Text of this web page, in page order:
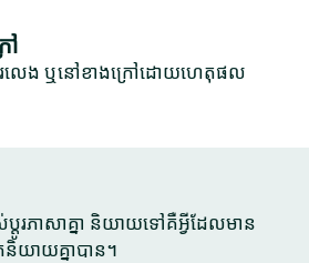
ៅ
ើរលេង ឬនៅខាងក្រៅដោយហេតុផល
តូរភាសាគ្នា និយាយទៅគឺអ្វីដែលមាន
និយាយគ្នាបាន។